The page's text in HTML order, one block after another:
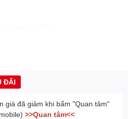
ĐÃI
giá đã giảm khi bấm "Quan tâm"
>>Quan tâm<<